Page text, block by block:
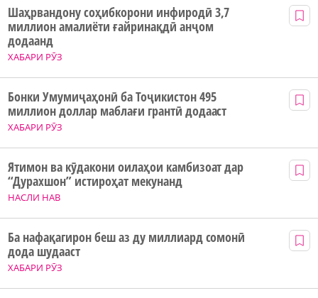
ХАБАРИ РӮЗ
Шаҳрвандону соҳибкорони инфиродӣ 3,7
миллион амалиёти ғайринақдӣ анҷом
додаанд
ХАБАРИ РӮЗ
Бонки Умумиҷаҳонӣ ба Тоҷикистон 495
миллион доллар маблағи грантӣ додааст
НАСЛИ НАВ
Ятимон ва кӯдакони оилаҳои камбизоат дар
“Дурахшон” истироҳат мекунанд
ХАБАРИ РӮЗ
Ба нафақагирон беш аз ду миллиард сомонӣ
дода шудааст